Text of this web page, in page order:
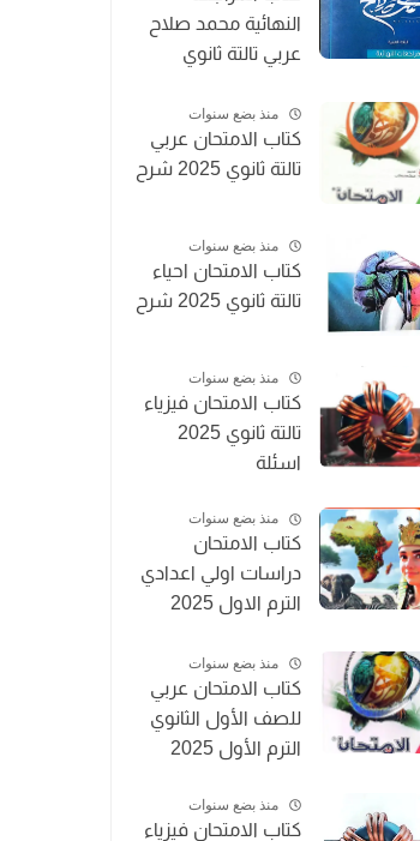
النهائية محمد صلاح
عربي تالتة ثانوي
منذ بضع سنوات
كتاب الامتحان عربي
تالتة ثانوي 2025 شرح
منذ بضع سنوات
كتاب الامتحان احياء
تالتة ثانوي 2025 شرح
منذ بضع سنوات
كتاب الامتحان فيزياء
تالتة ثانوي 2025
اسئلة
منذ بضع سنوات
كتاب الامتحان
دراسات اولي اعدادي
الترم الاول 2025
منذ بضع سنوات
كتاب الامتحان عربي
للصف الأول الثانوي
الترم الأول 2025
منذ بضع سنوات
كتاب الامتحان فيزياء